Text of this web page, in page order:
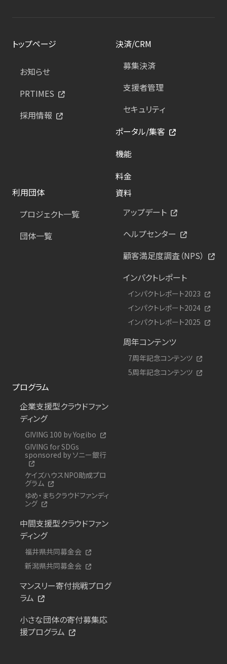
トップページ
お知らせ
PRTIMES
採用情報
決済/CRM
募集決済
支援者管理
セキュリティ
ポータル/集客
機能
料金
利用団体
プロジェクト一覧
団体一覧
資料
アップデート
ヘルプセンター
顧客満足度調査（NPS）
インパクトレポート
インパクトレポート2023
インパクトレポート2024
インパクトレポート2025
周年コンテンツ
7周年記念コンテンツ
5周年記念コンテンツ
プログラム
企業支援型クラウドファン
ディング
GIVING 100 by Yogibo
GIVING for SDGs
sponsored by ソニー銀行
ケイズハウスNPO助成プロ
グラム
ゆめ・まちクラウドファンディ
ング
中間支援型クラウドファン
ディング
福井県共同募金会
新潟県共同募金会
マンスリー寄付挑戦プログ
ラム
小さな団体の寄付募集応
援プログラム